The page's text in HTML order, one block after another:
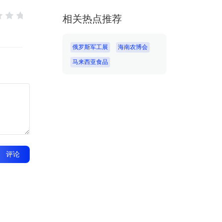
评论
相关热点推荐
俄罗斯军工展 海南农博会
马来西亚食品